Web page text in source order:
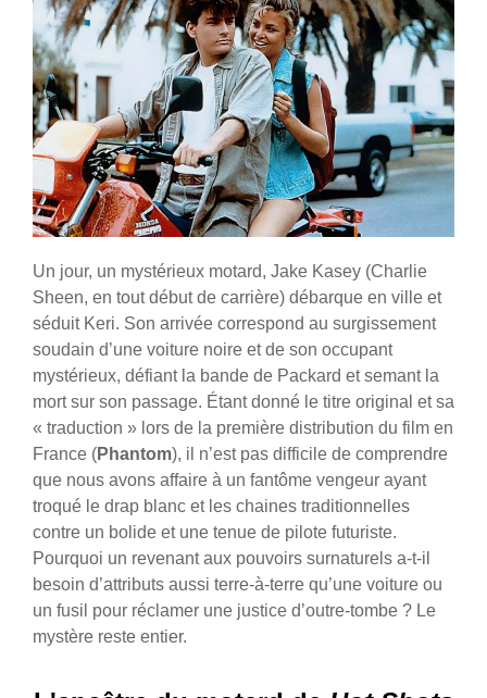
Un jour, un mystérieux motard, Jake Kasey (Charlie
Sheen, en tout début de carrière) débarque en ville et
séduit Keri. Son arrivée correspond au surgissement
soudain d’une voiture noire et de son occupant
mystérieux, défiant la bande de Packard et semant la
mort sur son passage. Étant donné le titre original et sa
« traduction » lors de la première distribution du film en
France (Phantom), il n’est pas difficile de comprendre
que nous avons affaire à un fantôme vengeur ayant
troqué le drap blanc et les chaines traditionnelles
contre un bolide et une tenue de pilote futuriste.
Pourquoi un revenant aux pouvoirs surnaturels a-t-il
besoin d’attributs aussi terre-à-terre qu’une voiture ou
un fusil pour réclamer une justice d’outre-tombe ? Le
mystère reste entier.